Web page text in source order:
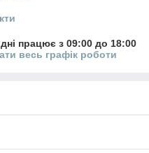
працює з 09:00 до 18:00
весь графік роботи